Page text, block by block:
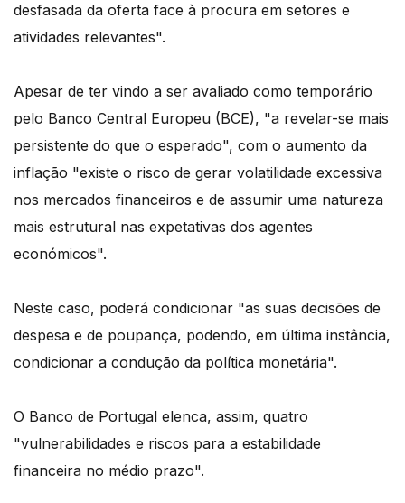
desfasada da oferta face à procura em setores e
atividades relevantes".
Apesar de ter vindo a ser avaliado como temporário
pelo Banco Central Europeu (BCE), "a revelar-se mais
persistente do que o esperado", com o aumento da
inflação "existe o risco de gerar volatilidade excessiva
nos mercados financeiros e de assumir uma natureza
mais estrutural nas expetativas dos agentes
económicos".
Neste caso, poderá condicionar "as suas decisões de
despesa e de poupança, podendo, em última instância,
condicionar a condução da política monetária".
O Banco de Portugal elenca, assim, quatro
"vulnerabilidades e riscos para a estabilidade
financeira no médio prazo".